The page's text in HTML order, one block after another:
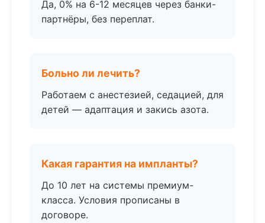
Да, 0% на 6-12 месяцев через банки-
партнёры, без переплат.
Больно ли лечить?
Работаем с анестезией, седацией, для
детей — адаптация и закись азота.
Какая гарантия на импланты?
До 10 лет на системы премиум-
класса. Условия прописаны в
договоре.